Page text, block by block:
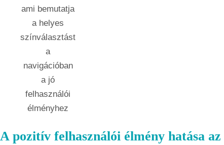
ami bemutatja
a helyes
színválasztást
a
navigációban
a jó
felhasználói
élményhez
A pozitív felhasználói élmény hatása